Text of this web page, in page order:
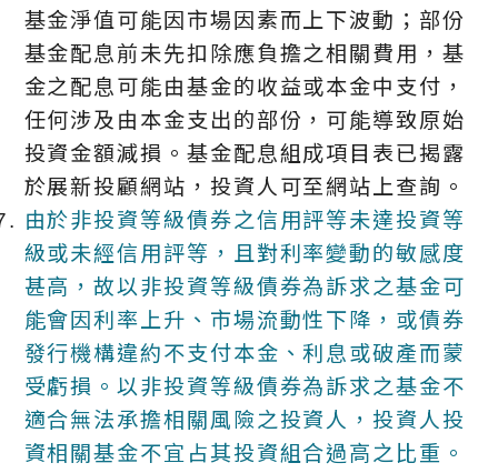
基金淨值可能因市場因素而上下波動；部份
基金配息前未先扣除應負擔之相關費用，基
金之配息可能由基金的收益或本金中支付，
任何涉及由本金支出的部份，可能導致原始
投資金額減損。基金配息組成項目表已揭露
於展新投顧網站，投資人可至網站上查詢。
由於非投資等級債券之信用評等未達投資等
級或未經信用評等，且對利率變動的敏感度
甚高，故以非投資等級債券為訴求之基金可
能會因利率上升、市場流動性下降，或債券
發行機構違約不支付本金、利息或破產而蒙
受虧損。以非投資等級債券為訴求之基金不
適合無法承擔相關風險之投資人，投資人投
資相關基金不宜占其投資組合過高之比重。